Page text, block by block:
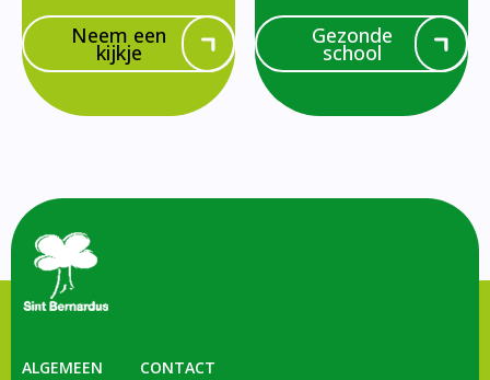
Neem een
kijkje
Gezonde
school
ALGEMEEN
CONTACT